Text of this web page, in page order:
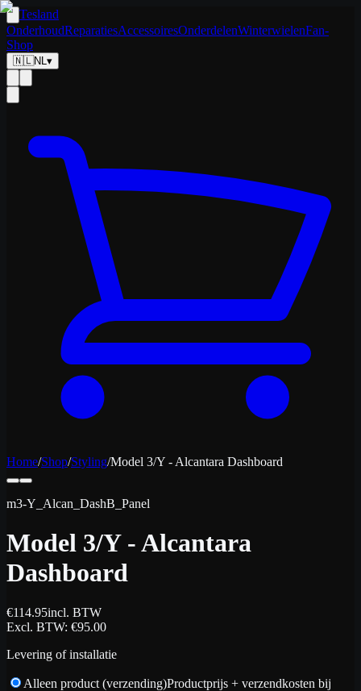
Tesland
OnderhoudReparatiesAccessoiresOnderdelenWinterwielenFan-
Shop
🇳🇱NL▾
Home/Shop/Styling/Model 3/Y - Alcantara Dashboard
m3-Y_Alcan_DashB_Panel
Model 3/Y - Alcantara
Dashboard
€114.95incl. BTW
Excl. BTW: €95.00
Levering of installatie
Alleen product (verzending)Productprijs + verzendkosten bij